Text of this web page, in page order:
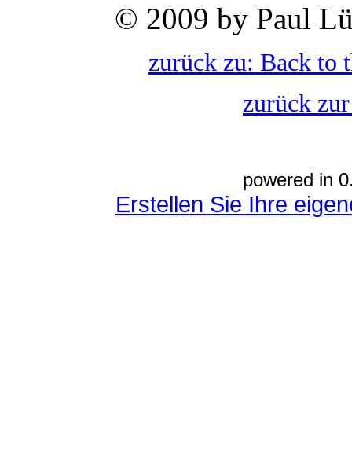
© 2009 by Paul
zurück zu: Back to
zurück
powered in
Erstellen Sie Ihre